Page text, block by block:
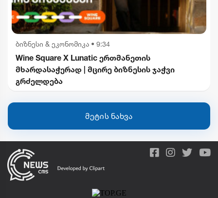
ბიზნესი & ეკონომიკა • 9:34
Wine Square X Lunatic ერთმანეთის
მხარდასაჭერად | მცირე ბიზნესის ჯაჭვი
გრძელდება
მეტის ნახვა